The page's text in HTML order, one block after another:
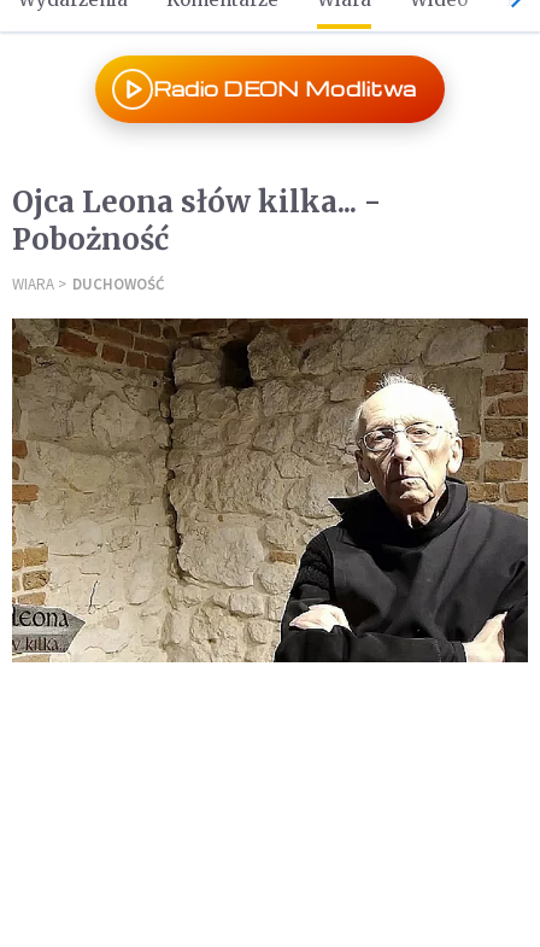
Radio DEON Modlitwa
Ojca Leona słów kilka... -
Pobożność
WIARA DUCHOWOŚĆ